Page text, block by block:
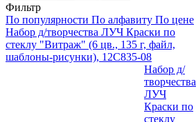
Фильтр
По популярности По алфавиту По цене
Набор д/творчества ЛУЧ Краски по
стеклу "Витраж" (6 цв., 135 г, файл,
шаблоны-рисунки), 12С835-08
Набор д/
творчества
ЛУЧ
Краски по
стеклу